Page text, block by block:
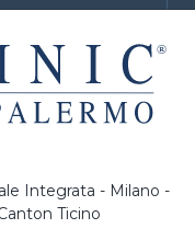
Integrata - Milano -
Ticino